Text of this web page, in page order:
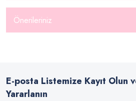
Önerileriniz
E-posta Listemize Kayıt Olun
Yararlanın